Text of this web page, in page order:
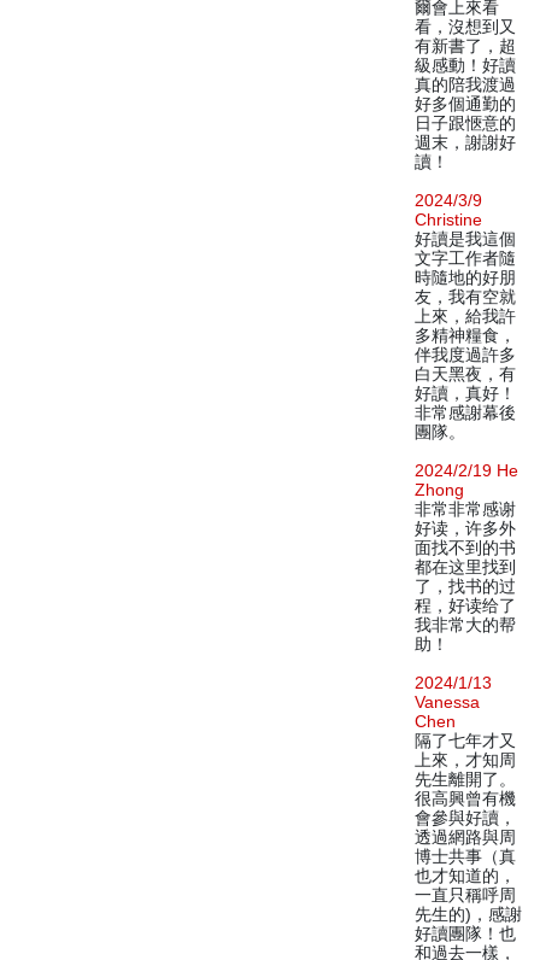
爾會上來看
看，沒想到又
有新書了，超
級感動！好讀
真的陪我渡過
好多個通勤的
日子跟愜意的
週末，謝謝好
讀！
2024/3/9
Christine
好讀是我這個
文字工作者隨
時隨地的好朋
友，我有空就
上來，給我許
多精神糧食，
伴我度過許多
白天黑夜，有
好讀，真好！
非常感謝幕後
團隊。
2024/2/19 He
Zhong
非常非常感谢
好读，许多外
面找不到的书
都在这里找到
了，找书的过
程，好读给了
我非常大的帮
助！
2024/1/13
Vanessa
Chen
隔了七年才又
上來，才知周
先生離開了。
很高興曾有機
會參與好讀，
透過網路與周
博士共事（真
也才知道的，
一直只稱呼周
先生的)，感謝
好讀團隊！也
和過去一樣，